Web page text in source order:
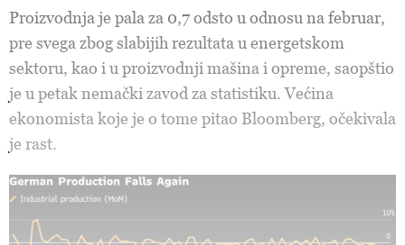
Proizvodnja je pala za 0,7 odsto u odnosu na februar,
pre svega zbog slabijih rezultata u energetskom
sektoru, kao i u proizvodnji mašina i opreme, saopštio
je u petak nemački zavod za statistiku. Većina
ekonomista koje je o tome pitao Bloomberg, očekivala
je rast.